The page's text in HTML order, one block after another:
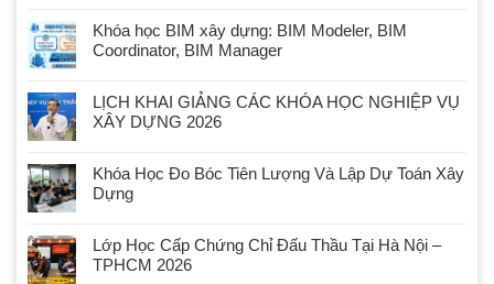
Khóa học BIM xây dựng: BIM Modeler, BIM
Coordinator, BIM Manager
LỊCH KHAI GIẢNG CÁC KHÓA HỌC NGHIỆP VỤ
XÂY DỰNG 2026
Khóa Học Đo Bóc Tiên Lượng Và Lập Dự Toán Xây
Dựng
Lớp Học Cấp Chứng Chỉ Đấu Thầu Tại Hà Nội –
TPHCM 2026